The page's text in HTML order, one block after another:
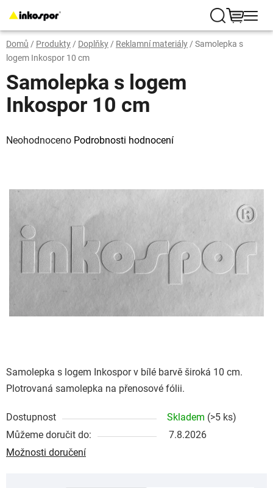
na
obsah
Hledat
KOŠÍK
Domů / Produkty/ Doplňky/ Reklamní materiály/ Samolepka s
logem Inkospor 10 cm
Samolepka s logem Inkospor v bílé barvě široká 10 cm.
Plotrovaná samolepka na přenosové fólii.
Dostupnost Skladem (>5 ks)
Můžeme doručit do:
7.8.2026
Možnosti doručení
Samolepka s logem
Inkospor 10 cm
hodnocení
produktu
hvězdiček.
Neohodnoceno Podrobnosti hodnocení